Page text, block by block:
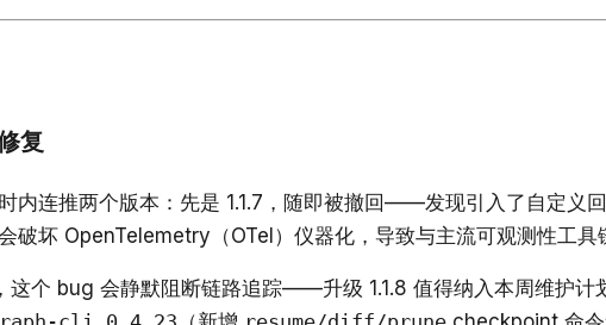
复
内连推两个版本：先是 1.1.7，随即被撤回——发现引入了自定义
破坏 OpenTelemetry（OTel）仪器化，导致与主流可观测性工
这个 bug 会静默阻断链路追踪——升级 1.1.8 值得纳入本周维护计